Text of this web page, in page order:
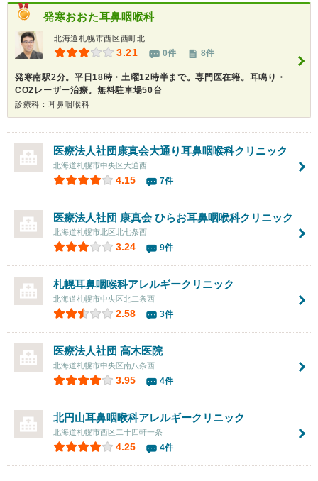
発寒おおた耳鼻咽喉科
北海道札幌市西区西町北
3.21 0件 8件
発寒南駅2分。平日18時・土曜12時半まで。専門医在籍。耳鳴り・
CO2レーザー治療。無料駐車場50台
診療科：耳鼻咽喉科
医療法人社団康真会大通り耳鼻咽喉科クリニック
北海道札幌市中央区大通西
4.15 7件
医療法人社団 康真会 ひらお耳鼻咽喉科クリニック
北海道札幌市北区北七条西
3.24 9件
札幌耳鼻咽喉科アレルギークリニック
北海道札幌市中央区北二条西
2.58 3件
医療法人社団 高木医院
北海道札幌市中央区南八条西
3.95 4件
北円山耳鼻咽喉科アレルギークリニック
北海道札幌市西区二十四軒一条
4.25 4件